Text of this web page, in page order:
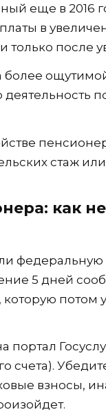
еще в 2016
в
после
более
стаж
как
5 дней
потом
портал
счета).
взносы,